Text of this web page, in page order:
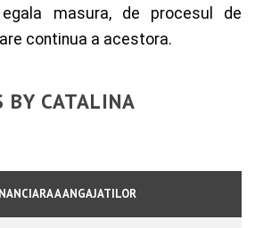
masura, de procesul de
continua a acestora.
BY CATALINA
A ANGAJATILOR